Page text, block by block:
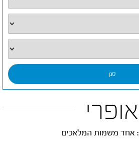
אופרי
אחד משמות המלאכים